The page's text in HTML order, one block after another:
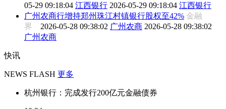
05-29 09:18:04 江西银行 2026-05-29 09:18:04 江西银行
广州农商行增持郑州珠江村镇银行股权至42% 金融
界 2026-05-28 09:38:02 广州农商 2026-05-28 09:38:02
广州农商
快讯
NEWS FLASH 更多
杭州银行：完成发行200亿元金融债券